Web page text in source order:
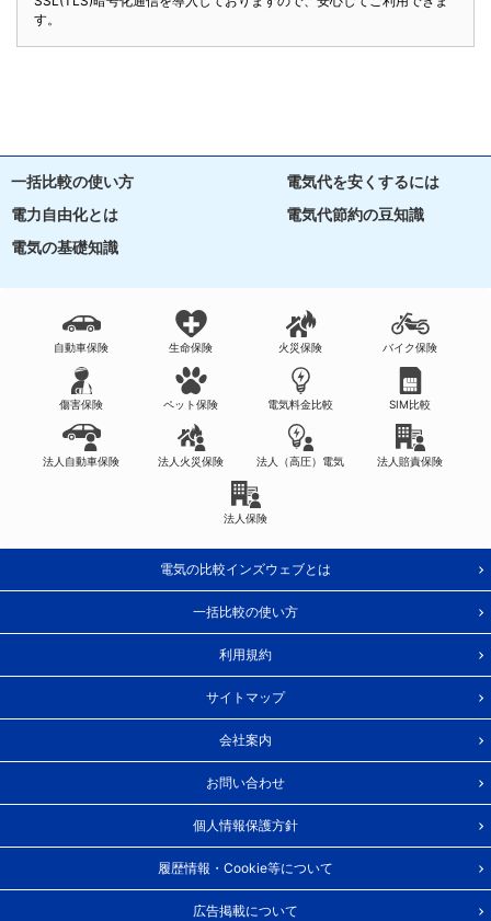
す。
一括比較の使い方
電気代を安くするには
電力自由化とは
電気代節約の豆知識
電気の基礎知識
自動車保険 生命保険 火災保険 バイク保険
傷害保険 ペット保険 電気料金比較 SIM比較
法人自動車保険 法人火災保険 法人（高圧）電気 法人賠責保険
法人保険
電気の比較インズウェブとは
一括比較の使い方
利用規約
サイトマップ
会社案内
お問い合わせ
個人情報保護方針
履歴情報・Cookie等について
広告掲載について